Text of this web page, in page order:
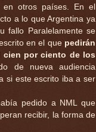
otros países. En el
a lo que Argentina ya
fallo Paralelamente se
en el que pedirán
cien por ciento de los
de nueva audiencia
si este escrito iba a ser
pedido a NML que
recibir, la forma de